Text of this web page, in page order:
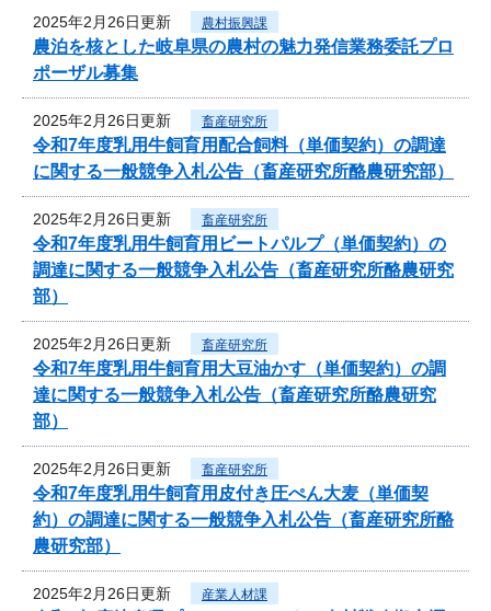
2025年2月26日更新 農村振興課
農泊を核とした岐阜県の農村の魅力発信業務委託プロ
ポーザル募集
2025年2月26日更新 畜産研究所
令和7年度乳用牛飼育用配合飼料（単価契約）の調達
に関する一般競争入札公告（畜産研究所酪農研究部）
2025年2月26日更新 畜産研究所
令和7年度乳用牛飼育用ビートパルプ（単価契約）の
調達に関する一般競争入札公告（畜産研究所酪農研究
部）
2025年2月26日更新 畜産研究所
令和7年度乳用牛飼育用大豆油かす（単価契約）の調
達に関する一般競争入札公告（畜産研究所酪農研究
部）
2025年2月26日更新 畜産研究所
令和7年度乳用牛飼育用皮付き圧ぺん大麦（単価契
約）の調達に関する一般競争入札公告（畜産研究所酪
農研究部）
2025年2月26日更新 産業人材課